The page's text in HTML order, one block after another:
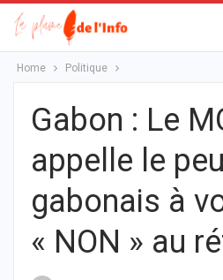
Home Politique
Gabon : Le
appelle le
gabonais à
« NON » au